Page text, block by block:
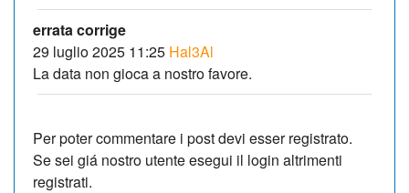
errata corrige
29 luglio 2025 11:25 Hal3Al
La data non gioca a nostro favore.
Per poter commentare i post devi esser registrato.
Se sei giá nostro utente esegui il login altrimenti
registrati.